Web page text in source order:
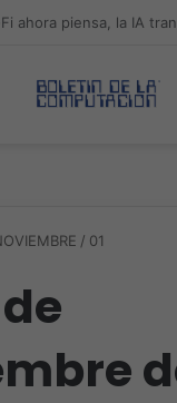
/ 01
de